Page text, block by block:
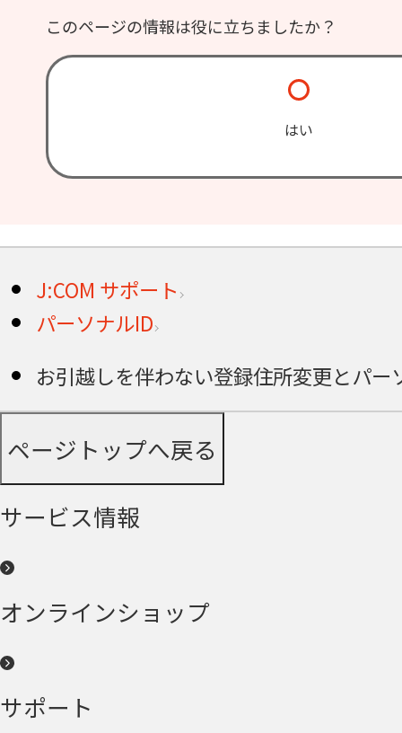
このページの情報は役に立ちましたか？
はい
J:COM サポート
パーソナルID
お引越しを伴わない登録住所変更とパー
ページトップへ戻る
サービス情報
オンラインショップ
サポート